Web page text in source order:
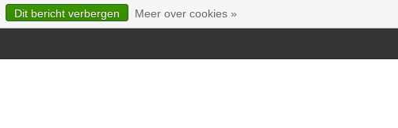
Dit bericht verbergen Meer over cookies »